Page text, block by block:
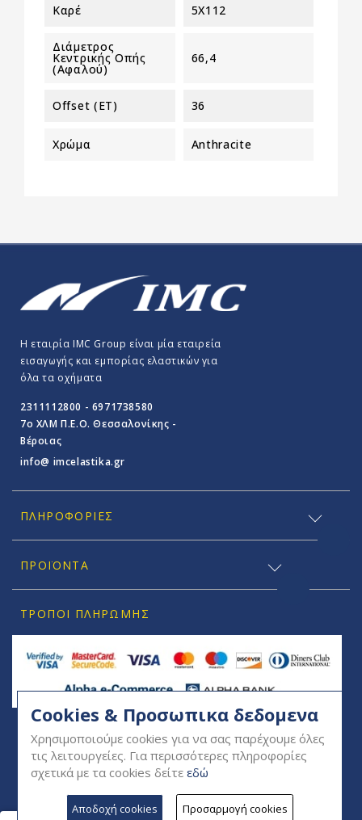
Καρέ 5X112
Διάμετρος
Κεντρικής Οπής
(αφαλού)
66,4
Offset (ET) 36
Χρώμα Anthracite
Η εταιρία IMC Group είναι μία εταιρεία
εισαγωγής και εμπορίας ελαστικών για
όλα τα οχήματα
2311112800 - 6971738580
7o ΧΛΜ Π.E.O. Θεσσαλονίκης -
Βέροιας
info@ imcelastika.gr
ΠΛΗΡΟΦΟΡΊΕΣ
ΠΡΟΪΟΝΤΑ
ΤΡΌΠΟΙ ΠΛΗΡΩΜΉΣ
SOCIAL
Cookies & Προσωπικα δεδομενα
Χρησιμοποιούμε cookies για να σας παρέχουμε όλες
τις λειτουργείες. Για περισσότερες πληροφορίες
σχετικά με τα cookies δείτε εδώ
Αποδοχή cookies Προσαρμογή cookies